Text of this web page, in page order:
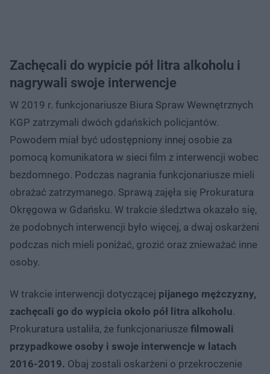
Zachęcali do wypicie pół litra alkoholu i
nagrywali swoje interwencje
W 2019 r. funkcjonariusze Biura Spraw Wewnętrznych
KGP zatrzymali dwóch gdańskich policjantów.
Powodem miał być udostępniony innej osobie za
pomocą komunikatora w sieci film z interwencji wobec
bezdomnego. Podczas nagrania funkcjonariusze mieli
obrażać zatrzymanego. Sprawą zajęła się Prokuratura
Okręgowa w Gdańsku. W trakcie śledztwa okazało się,
że podobnych interwencji było więcej, a dwaj oskarżeni
podczas nich mieli poniżać, grozić oraz znieważać inne
osoby.
W trakcie interwencji dotyczącej pijanego mężczyzny,
zachęcali go do wypicia około pół litra alkoholu.
Prokuratura ustaliła, że funkcjonariusze filmowali
przypadkowe osoby i swoje interwencje w latach
2016-2019. Obaj zostali oskarżeni o przekroczenie